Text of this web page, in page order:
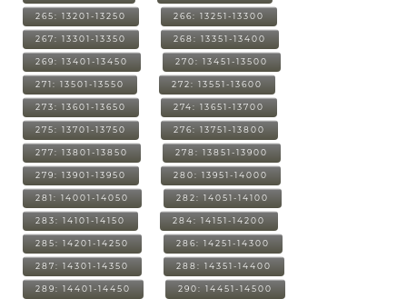
265: 13201-13250 266: 13251-13300
267: 13301-13350 268: 13351-13400
269: 13401-13450 270: 13451-13500
271: 13501-13550 272: 13551-13600
273: 13601-13650 274: 13651-13700
275: 13701-13750 276: 13751-13800
277: 13801-13850 278: 13851-13900
279: 13901-13950 280: 13951-14000
281: 14001-14050 282: 14051-14100
283: 14101-14150 284: 14151-14200
285: 14201-14250 286: 14251-14300
287: 14301-14350 288: 14351-14400
289: 14401-14450 290: 14451-14500